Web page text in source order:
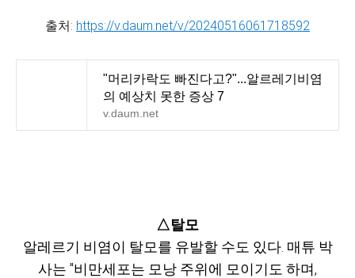
출처: https://v.daum.net/v/20240516061718592
"머리카락도 빠진다고?"...알르레기비염
의 예상치 못한 증상 7
v.daum.net
△탈모
알레르기 비염이 탈모를 유발할 수도 있다. 매튜 박
사는 "비만세포는 모낭 주위에 모이기도 하며,